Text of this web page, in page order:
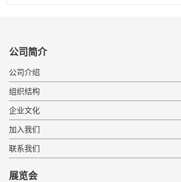
公司简介
公司介绍
组织结构
企业文化
加入我们
联系我们
展览会